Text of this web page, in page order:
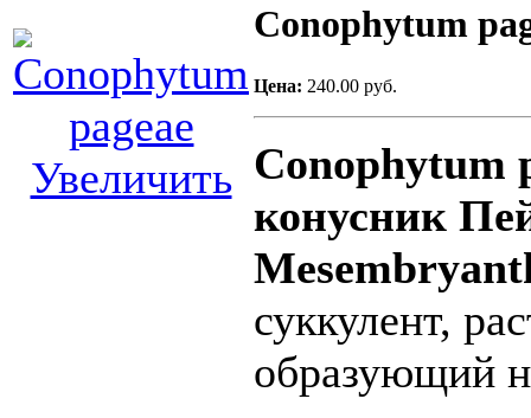
Увеличить
Conophytum
Цена: 240.00 руб.
Conophytum
конусник
суккулент,
образующий